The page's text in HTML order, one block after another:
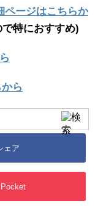
ページはこちらか
特におすすめ)
ら
ェア
Pocket